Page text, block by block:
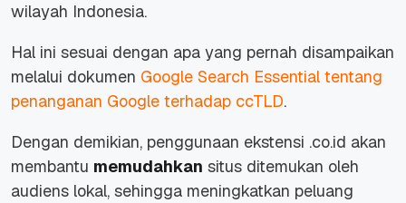
wilayah Indonesia.
Hal ini sesuai dengan apa yang pernah disampaikan
melalui dokumen Google Search Essential tentang
penanganan Google terhadap ccTLD.
Dengan demikian, penggunaan ekstensi .co.id akan
membantu memudahkan situs ditemukan oleh
audiens lokal, sehingga meningkatkan peluang